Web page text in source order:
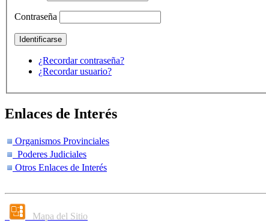
Contraseña
¿Recordar contraseña?
¿Recordar usuario?
Enlaces de Interés
Organismos Provinciales
Poderes Judiciales
Otros Enlaces de Interés
Mapa del Sitio